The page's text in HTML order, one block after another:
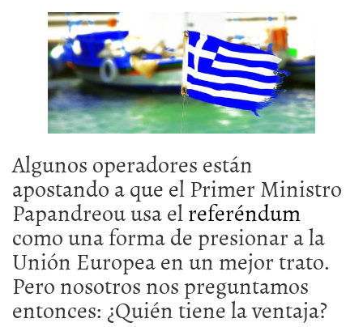
Algunos operadores están
apostando a que el Primer Ministro
Papandreou usa elreferéndum
como una forma de presionar a la
Unión Europea en un mejor trato.
Pero nosotros nos preguntamos
entonces: ¿Quién tiene la ventaja?